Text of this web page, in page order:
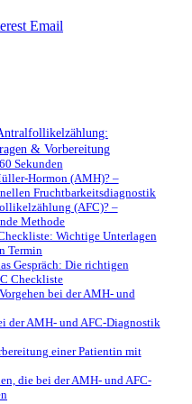
Email
& Vorbereitung
Sekunden
Hormon (AMH)? –
Fruchtbarkeitsdiagnostik
(AFC)? –
Methode
Wichtige Unterlagen
Termin
Gespräch: Die richtigen
Checkliste
bei der AMH- und
der AMH- und AFC-Diagnostik
einer Patientin mit
die bei der AMH- und AFC-